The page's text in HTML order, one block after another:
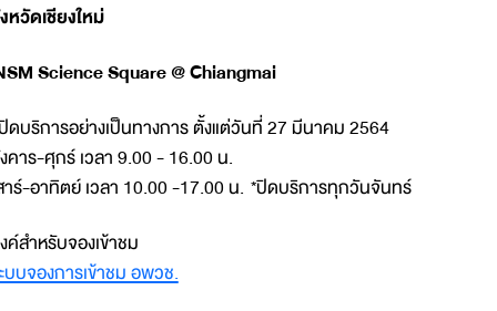
หวัดเชียงใหม่
Science Square @ Chiangmai
ดบริการอย่างเป็นทางการ ตั้งแต่วันที่ 27 มีนาคม 2564
คาร-ศุกร์ เวลา 9.00 - 16.00 น.
าร์-อาทิตย์ เวลา 10.00 -17.00 น. *ปิดบริการทุกวันจันทร์
ค์สำหรับจองเข้าชม
บบจองการเข้าชม อพวช.